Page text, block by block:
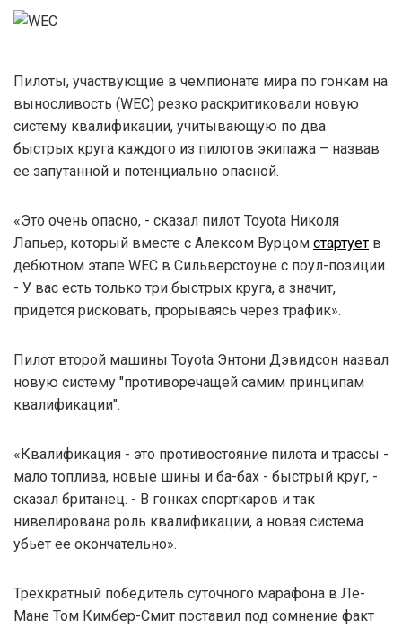
Пилоты, участвующие в чемпионате мира по гонкам на
выносливость (WEC) резко раскритиковали новую
систему квалификации, учитывающую по два
быстрых круга каждого из пилотов экипажа – назвав
ее запутанной и потенциально опасной.
«Это очень опасно, - сказал пилот Toyota Николя
Лапьер, который вместе с Алексом Вурцом стартует в
дебютном этапе WEC в Сильверстоуне с поул-позиции.
- У вас есть только три быстрых круга, а значит,
придется рисковать, прорываясь через трафик».
Пилот второй машины Toyota Энтони Дэвидсон назвал
новую систему "противоречащей самим принципам
квалификации".
«Квалификация - это противостояние пилота и трассы -
мало топлива, новые шины и ба-бах - быстрый круг, -
сказал британец. - В гонках спорткаров и так
нивелирована роль квалификации, а новая система
убьет ее окончательно».
Трехкратный победитель суточного марафона в Ле-
Мане Том Кимбер-Смит поставил под сомнение факт